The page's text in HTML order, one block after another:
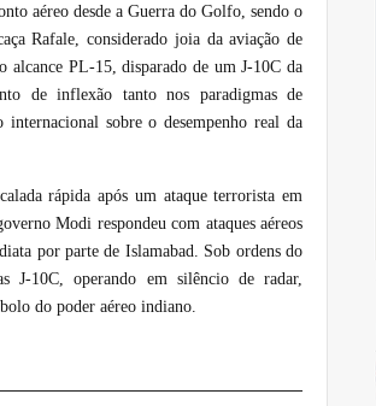
aéreo desde a Guerra do Golfo, sendo o
Rafale, considerado joia da aviação de
PL-15, disparado de um J-10C da
de inflexão tanto nos paradigmas de
sobre o desempenho real da
rápida após um ataque terrorista em
Modi respondeu com ataques aéreos
por parte de Islamabad. Sob ordens do
J-10C, operando em silêncio de radar,
do poder aéreo indiano.